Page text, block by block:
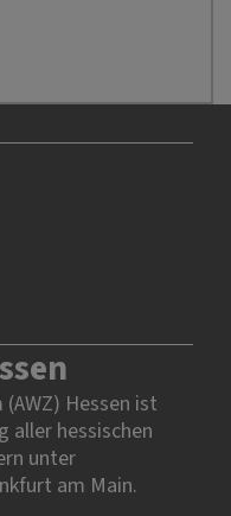
Hessen ist
aller hessischen
unter
am Main.